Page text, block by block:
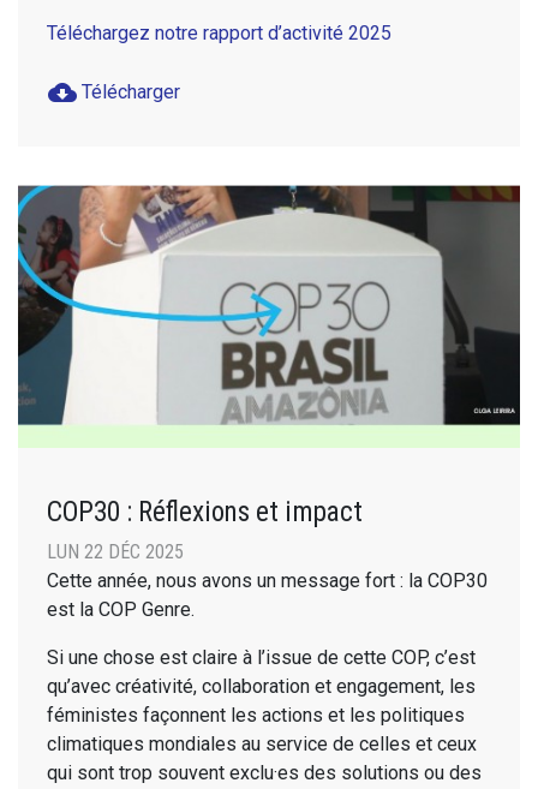
Téléchargez notre rapport d’activité 2025
cloud_download Télécharger
COP30 : Réflexions et impact
LUN 22 DÉC 2025
Cette année, nous avons un message fort : la COP30
est la COP Genre.
Si une chose est claire à l’issue de cette COP, c’est
qu’avec créativité, collaboration et engagement, les
féministes façonnent les actions et les politiques
climatiques mondiales au service de celles et ceux
qui sont trop souvent exclu·es des solutions ou des